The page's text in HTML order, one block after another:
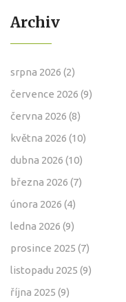
Archiv
srpna 2026 (2)
července 2026 (9)
června 2026 (8)
května 2026 (10)
dubna 2026 (10)
března 2026 (7)
února 2026 (4)
ledna 2026 (9)
prosince 2025 (7)
listopadu 2025 (9)
října 2025 (9)